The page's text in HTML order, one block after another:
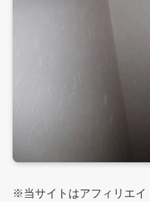
※当サイトはアフィリエイ